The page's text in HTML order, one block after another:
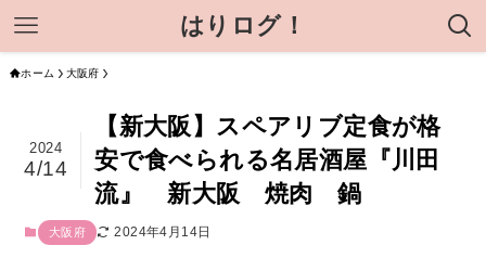
はりログ！
ホーム 大阪府
【新大阪】スペアリブ定食が格
安で食べられる名居酒屋『川田
流』 新大阪 焼肉 鍋
2024
4/14
大阪府 2024年4月14日